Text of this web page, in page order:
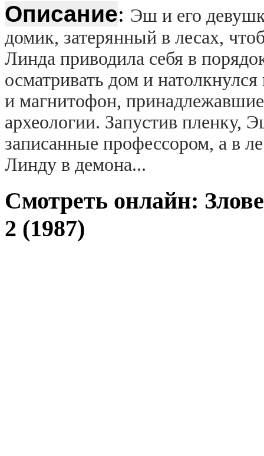
Описание: Эш и его
домик, затерянный в лесах,
Линда приводила себя в
осматривать дом и
и магнитофон,
археологии. Запустив
записанные профессором, а в
Линду в демона...
Смотреть онлайн:
2 (1987)